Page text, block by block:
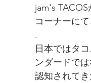
jam's
コーナーに
.
日本ではタ
ンダードで
認知されてき